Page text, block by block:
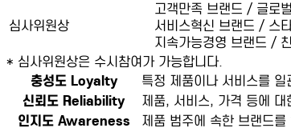
심사위원상
고객만족 브랜드 / 글로
서비스혁신 브랜드 / 스
지속가능경영 브랜드 /
* 심사위원상은 수시참여가 가능합니다.
충성도 Loyalty
특정 제품이나 서비스를
신뢰도 Reliability
제품, 서비스, 가격 등에
인지도 Awareness
제품 범주에 속한 브랜드